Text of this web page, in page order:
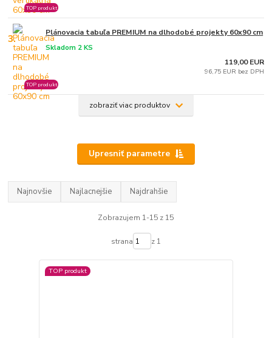
TOP produkt
3. Plánovacia tabuľa PREMIUM na dlhodobé projekty 60x90 cm
Skladom 2 KS
TOP produkt
119,00 EUR
96,75 EUR bez DPH
zobraziť viac produktov
Upresniť parametre
Najnovšie Najlacnejšie Najdrahšie
Zobrazujem 1-15 z 15
strana z 1
TOP produkt